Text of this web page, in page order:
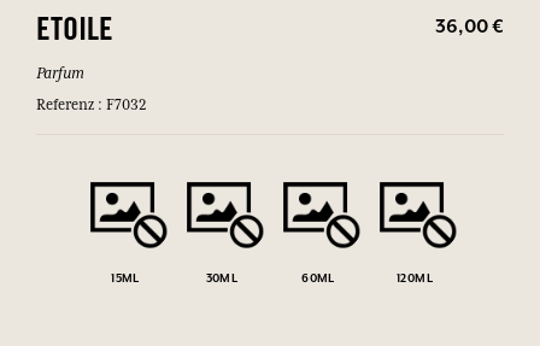
ETOILE 36,00 €
Parfum
Referenz : F7032
15ML 30ML 60ML 120ML